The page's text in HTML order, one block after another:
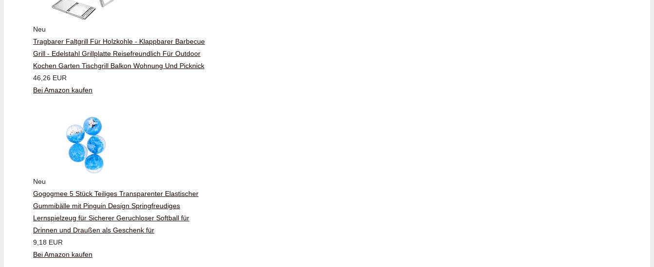
Neu
Tragbarer Faltgrill Für Holzkohle - Klappbarer Barbecue
Grill - Edelstahl Grillplatte Reisefreundlich Für Outdoor
Kochen Garten Tischgrill Balkon Wohnung Und Picknick
46,26 EUR
Bei Amazon kaufen
Neu
Gogogmee 5 Stück Teiliges Transparenter Elastischer
Gummibälle mit Pinguin Design Springfreudiges
Lernspielzeug für Sicherer Geruchloser Softball für
Drinnen und Draußen als Geschenk für
9,18 EUR
Bei Amazon kaufen